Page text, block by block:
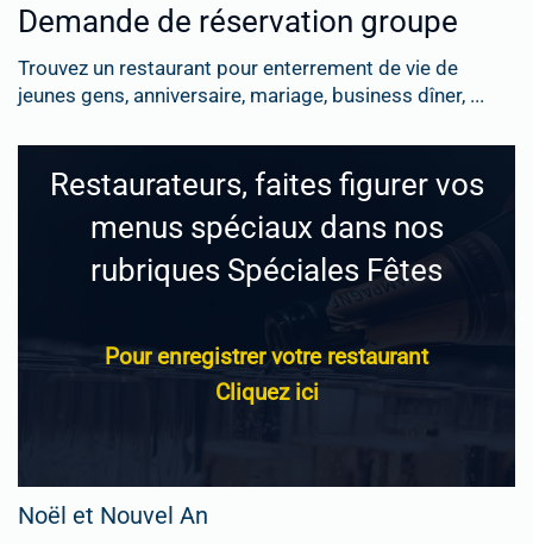
Demande de réservation groupe
Trouvez un restaurant pour enterrement de vie de
jeunes gens, anniversaire, mariage, business dîner, ...
Restaurateurs, faites figurer vos
menus spéciaux dans nos
rubriques Spéciales Fêtes
Pour enregistrer votre restaurant
Cliquez ici
Noël et Nouvel An